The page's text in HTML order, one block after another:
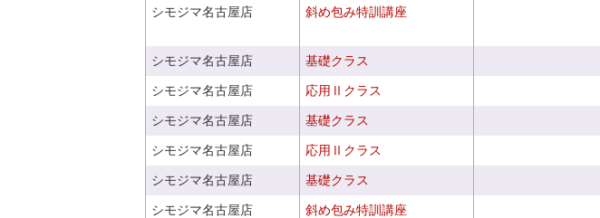
シモジマ名古屋店 斜め包み特訓講座
シモジマ名古屋店 基礎クラス
シモジマ名古屋店 応用Ⅱクラス
シモジマ名古屋店 基礎クラス
シモジマ名古屋店 応用Ⅱクラス
シモジマ名古屋店 基礎クラス
シモジマ名古屋店 斜め包み特訓講座